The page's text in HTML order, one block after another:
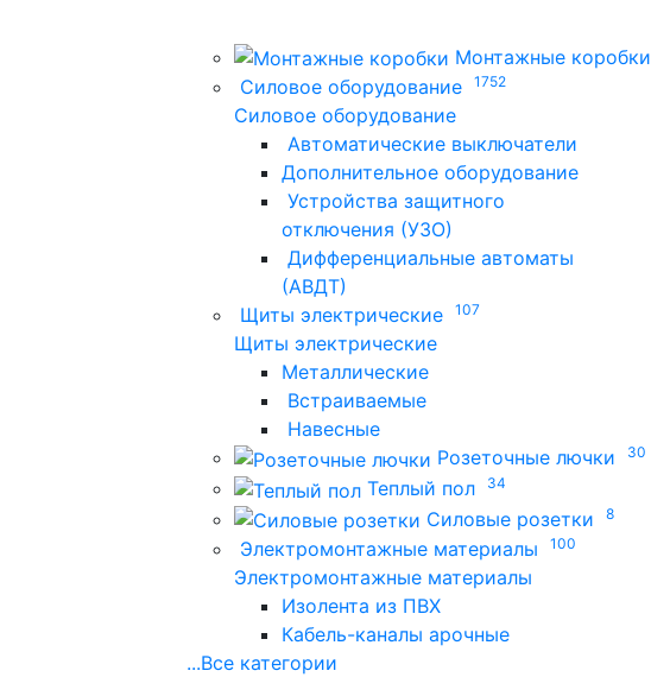
Монтажные коробки
Силовое оборудование 1752
Силовое оборудование
Автоматические выключатели
Дополнительное оборудование
Устройства защитного
отключения (УЗО)
Дифференциальные автоматы
(АВДТ)
Щиты электрические 107
Щиты электрические
Металлические
Встраиваемые
Навесные
Розеточные лючки 30
Теплый пол 34
Силовые розетки 8
Электромонтажные материалы 100
Электромонтажные материалы
Изолента из ПВХ
Кабель-каналы арочные
...Все категории